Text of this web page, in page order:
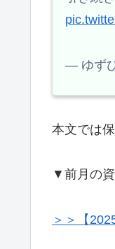
— ゆず
本文では
▼前月の資
＞＞【